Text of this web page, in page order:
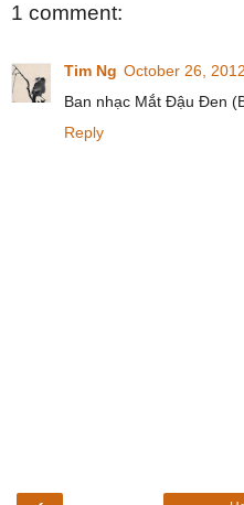
1 comment:
Tim Ng October 26,
Ban nhạc Mắt Đậu Đen
Reply